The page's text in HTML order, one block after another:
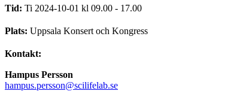
Tid: Ti 2024-10-01 kl 09.00 - 17.00
Plats: Uppsala Konsert och Kongress
Kontakt:
Hampus Persson
hampus.persson@scilifelab.se